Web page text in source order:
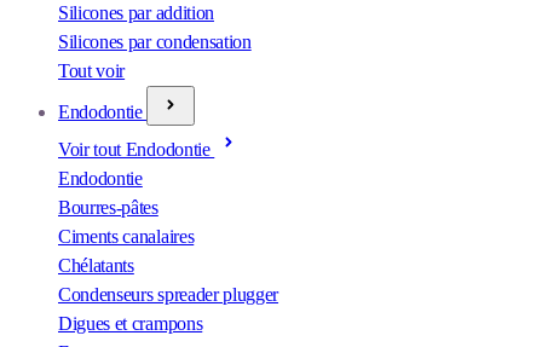
Silicones par addition
Silicones par condensation
Tout voir
Endodontie
Voir tout Endodontie
Endodontie
Bourres-pâtes
Ciments canalaires
Chélatants
Condenseurs spreader plugger
Digues et crampons